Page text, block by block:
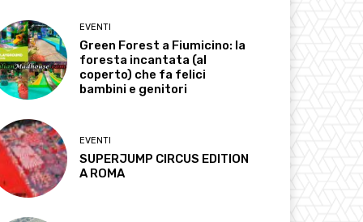
EVENTI
Green Forest a Fiumicino: la
foresta incantata (al
coperto) che fa felici
bambini e genitori
EVENTI
SUPERJUMP CIRCUS EDITION
A ROMA